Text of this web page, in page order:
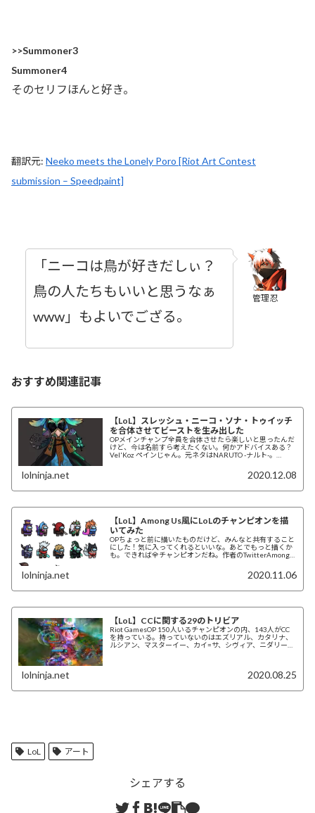
>>Summoner3
Summoner4
そのセリフほんと好き。
翻訳元: Neeko meets the Lonely Poro [Riot Art Contest
submission – Speedpaint]
管理忍
「ニーコは鳥が好きだしぃ？
鳥の人たちもいいと思うなぁ
www」もよいでござる。
おすすめ関連記事
【LoL】スレッシュ・ニーコ・ソナ・トゥイッチ
を合体させてビーストを生み出した
OPメインチャンプ全員を合体させたら楽しいと思ったんだ
けど、今は名前すら考えたくない。何かアドバイスある？
Vel'Koz ペインじゃん。元ネタはNARUTO -ナルト-。
lolninja.net 2020.12.08
【LoL】Among Us風にLoLのチャンピオンを描
いてみた
OPちょっと前に描いたものだけど、みんなと共有すること
にした！気に入ってくれるといいな。あとでもっと描くか
も。できれば全チャンピオンだね。作者のTwitterAmong
lolninja.net 2020.11.06
【LoL】CCに関する29のトリビア
Riot GamesOP 150人いるチャンピオンの内、143人がCC
を持っている。持っていないのはエズリアル、カタリナ、
ルシアン、マスターイー、カイ=サ、シヴィア、ニダリーの
lolninja.net 2020.08.25
LoL アート
シェアする